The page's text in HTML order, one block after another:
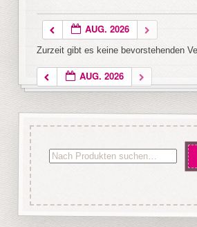
AUG. 2026
Zurzeit gibt es keine bevorstehenden
AUG. 2026